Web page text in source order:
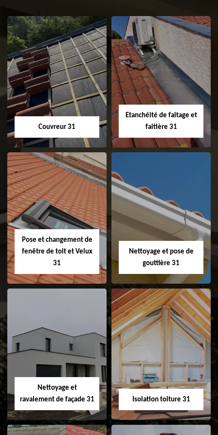
Couvreur 31
Couvreur 31
Etanchéité de faitage et
faitière 31
Etanchéité de
faitage et faitière
31
Pose et changement de
fenêtre de toit et Velux
31
Pose et
changement de
fenêtre de toit et
Velux 31
Nettoyage et pose de
gouttière 31
Nettoyage et pose
Nettoyage et
ravalement de façade 31
Isolation toiture 31